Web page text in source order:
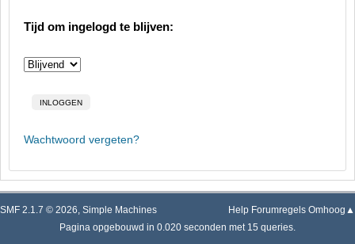
Tijd om ingelogd te blijven:
Wachtwoord vergeten?
SMF 2.1.7 © 2026, Simple Machines Help Forumregels Omhoog▲
Pagina opgebouwd in 0.020 seconden met 15 queries.